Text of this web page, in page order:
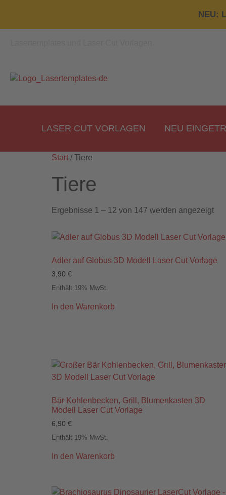
NEU:
LASER CUT VORLAGEN NEU
Start / Tiere
Tiere
Ergebnisse 1 – 12 von 147 werden angezeigt
Adler auf Globus 3D Modell Laser Cut Vorlage
3,90 €
Enthält 19% MwSt.
In den Warenkorb
Bär Kohlenbecken, Grill, Blumenkasten 3D
Modell Laser Cut Vorlage
6,90 €
Enthält 19% MwSt.
In den Warenkorb